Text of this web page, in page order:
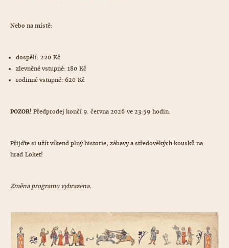
Nebo na místě:
dospělí: 220 Kč
zlevněné vstupné: 180 Kč
rodinné vstupné: 620 Kč
POZOR! Předprodej končí 9. června 2026 ve 23:59 hodin.
Přijďte si užít víkend plný historie, zábavy a středověkých kousků na
hrad Loket!
Změna programu vyhrazena.